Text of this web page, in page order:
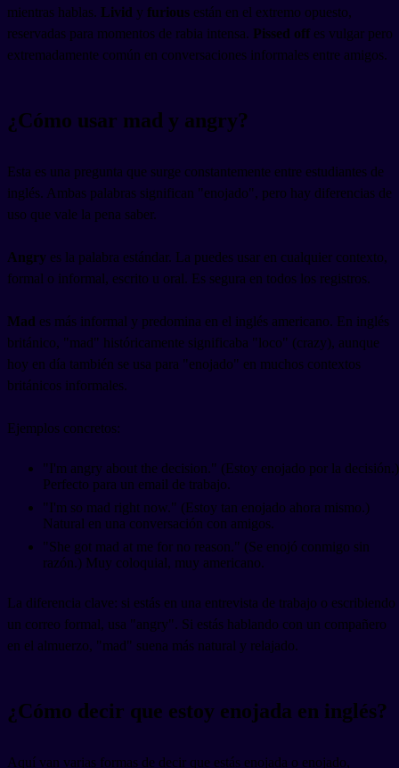
mientras hablas. Livid y furious están en el extremo opuesto,
reservadas para momentos de rabia intensa. Pissed off es vulgar pero
extremadamente común en conversaciones informales entre amigos.
¿Cómo usar mad y angry?
Esta es una pregunta que surge constantemente entre estudiantes de
inglés. Ambas palabras significan "enojado", pero hay diferencias de
uso que vale la pena saber.
Angry es la palabra estándar. La puedes usar en cualquier contexto,
formal o informal, escrito u oral. Es segura en todos los registros.
Mad es más informal y predomina en el inglés americano. En inglés
británico, "mad" históricamente significaba "loco" (crazy), aunque
hoy en día también se usa para "enojado" en muchos contextos
británicos informales.
Ejemplos concretos:
"I'm angry about the decision." (Estoy enojado por la decisión.)
Perfecto para un email de trabajo.
"I'm so mad right now." (Estoy tan enojado ahora mismo.)
Natural en una conversación con amigos.
"She got mad at me for no reason." (Se enojó conmigo sin
razón.) Muy coloquial, muy americano.
La diferencia clave: si estás en una entrevista de trabajo o escribiendo
un correo formal, usa "angry". Si estás hablando con un compañero
en el almuerzo, "mad" suena más natural y relajado.
¿Cómo decir que estoy enojada en inglés?
Aquí van varias formas de decir que estás enojada o enojado,